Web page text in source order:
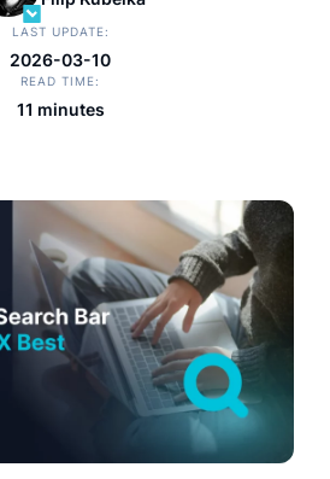
LAST UPDATE
2026-03-10
READ TIME
11 minutes